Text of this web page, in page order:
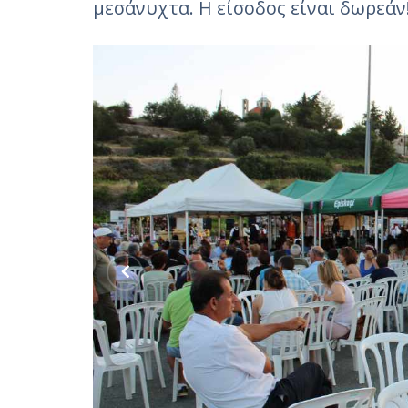
μεσάνυχτα. Η είσοδος είναι